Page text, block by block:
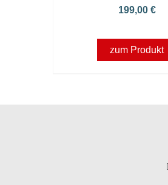
199,00 €
zum Produkt